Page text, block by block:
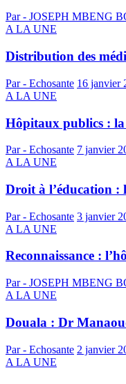
Par - JOSEPH MBENG
A LA UNE
Distribution des
Par - Echosante 16 janvier
A LA UNE
Hôpitaux publics : la
Par - Echosante 7 janvier
A LA UNE
Droit à l’éducation :
Par - Echosante 3 janvier
A LA UNE
Reconnaissance :
Par - JOSEPH MBENG
A LA UNE
Douala : Dr
Par - Echosante 2 janvier
A LA UNE